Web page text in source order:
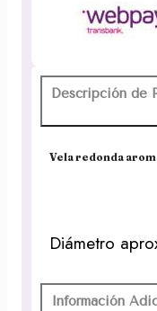
Descripción de
Vela redonda
Diámetro
Información